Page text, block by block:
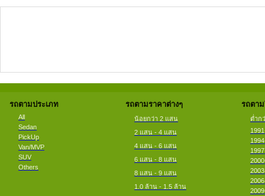
รถตามประเภท
All
Sedan
PickUp
Van/MVP
SUV
Others
รถตามราคาต่างๆ
น้อยกว่า 2 แสน
2 แสน - 4 แสน
4 แสน - 6 แสน
6 แสน - 8 แสน
8 แสน - 9 แสน
1.0 ล้าน - 1.5 ล้าน
รถตา
ต่ำก